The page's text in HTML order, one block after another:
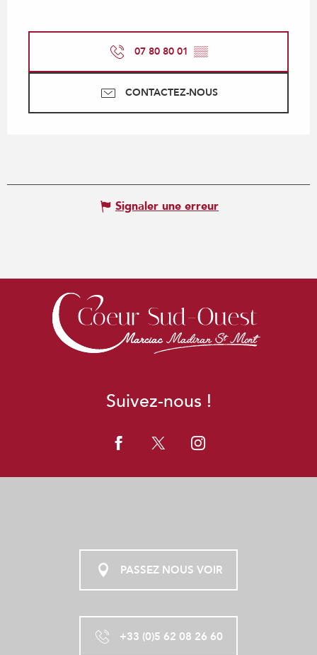
07 80 80 01 ▒▒
CONTACTEZ-NOUS
Signaler une erreur
Suivez-nous !
PASSEZ NOUS VOIR
+33 (0)5 62 08 26 60